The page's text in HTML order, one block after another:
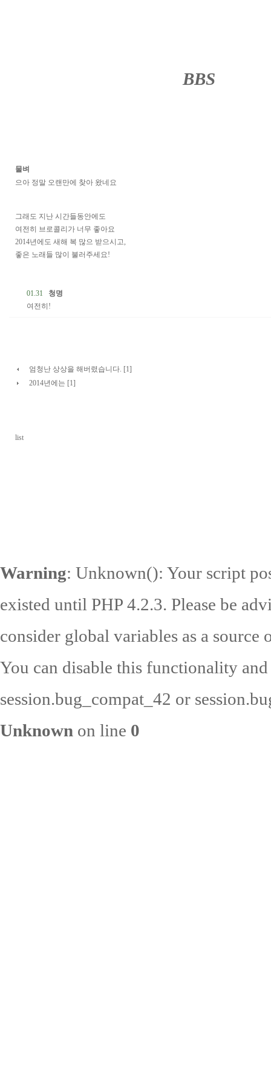
BBS
물벼
으아 정말 오랜만에 찾아 왔네요
그래도 지난 시간들동안에도
여전히 브로콜리가 너무 좋아요
2014년에도 새해 복 많으 받으시고,
좋은 노래들 많이 불러주세요!
01.31
청명
여전히!
엄청난 상상을 해버렸습니다. [1]
2014년에는 [1]
list
Warning: Unknown(): Your script
existed until PHP 4.2.3. Please be
consider global variables as a source
You can disable this functionality
session.bug_compat_42 or
Unknown on line 0